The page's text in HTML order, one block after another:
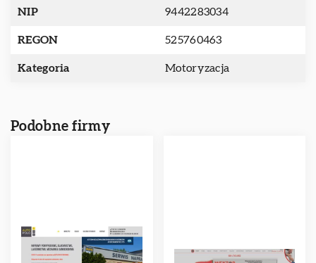
NIP 9442283034
REGON 525760463
Kategoria Motoryzacja
Podobne firmy